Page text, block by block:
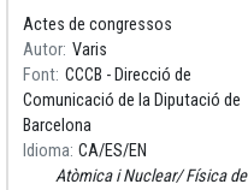
ineludible. Al món del que és
més petit, quan intentem
mesurar alterem el que
mesurem.
Actes de congressos
Autor Varis
Font CCCB - Direcció de
Comunicació de la Diputació de
Barcelona
Idioma CA ES EN
Atòmica i Nuclear Física de